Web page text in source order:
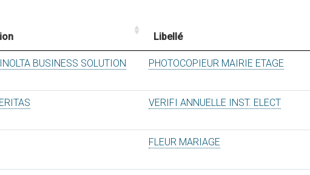
Libellé
BUSINESS SOLUTION PHOTOCOPIEUR MAIRIE ETAGE
VERIFI ANNUELLE INST. ELECT
FLEUR MARIAGE